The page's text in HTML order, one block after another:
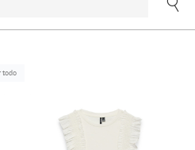
todo